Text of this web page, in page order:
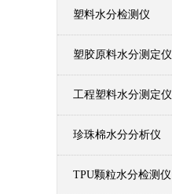
塑料水分检测仪
塑胶原料水分测定仪
工程塑料水分测定仪
珍珠棉水分分析仪
TPU颗粒水分检测仪